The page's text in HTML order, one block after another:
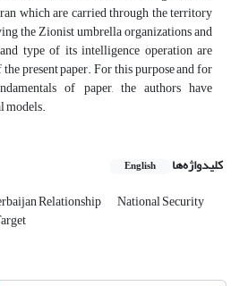
which are carried through the territory
the Zionist umbrella organizations and
type of its intelligence operation are
present paper. For this purpose and for
of paper, the authors have
models.
کلیدواژه‌ها English
Relationship National Security